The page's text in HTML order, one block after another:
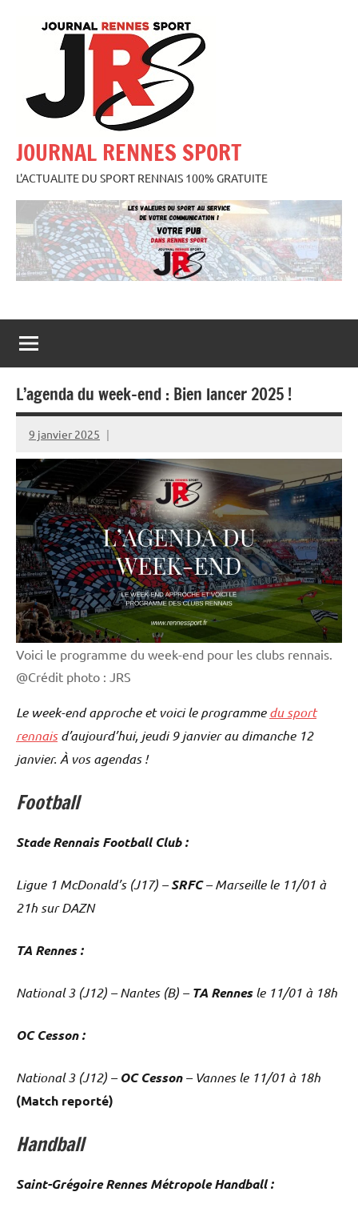
JOURNAL RENNES SPORT
L'ACTUALITE DU SPORT RENNAIS 100% GRATUITE
L’agenda du week-end : Bien lancer 2025 !
9 janvier 2025
Rédaction
JRS
Voici le programme du week-end pour les clubs rennais.
@Crédit photo : JRS
Le week-end approche et voici le programmedu sport
rennaisd’aujourd’hui, jeudi 9 janvier au dimanche 12
janvier. À vos agendas !
Football
Stade Rennais Football Club :
Ligue 1 McDonald’s (J17) –SRFC– Marseille le 11/01 à
21h sur DAZN
TA Rennes :
National 3 (J12) – Nantes (B) –TA Rennesle 11/01 à 18h
OC Cesson :
National 3 (J12) –OC Cesson– Vannes le 11/01 à 18h
(Match reporté)
Handball
Saint-Grégoire Rennes Métropole Handball :